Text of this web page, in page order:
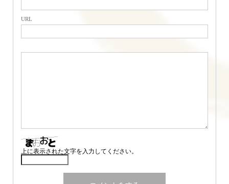
URL
上に表示された文字を入力してください。